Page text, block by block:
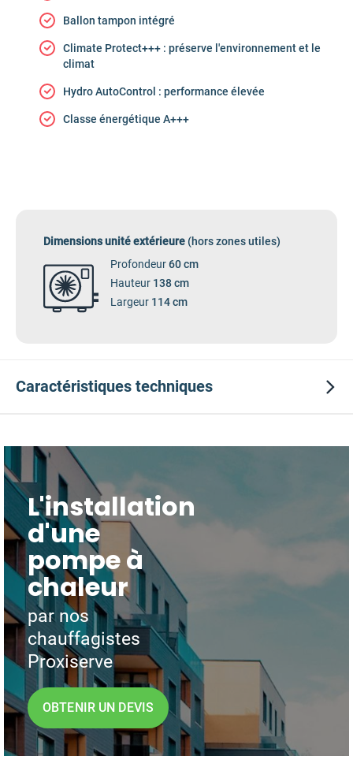
Ballon tampon intégré
Climate Protect+++ : préserve l'environnement et le
climat
Hydro AutoControl : performance élevée
Classe énergétique A+++
Dimensions unité extérieure (hors zones utiles)
Profondeur60 cm
Hauteur 138 cm
Largeur 114 cm
Caractéristiques techniques
L'installation
d'une
pompe à
chaleur
par nos
chauffagistes
Proxiserve
OBTENIR UN DEVIS